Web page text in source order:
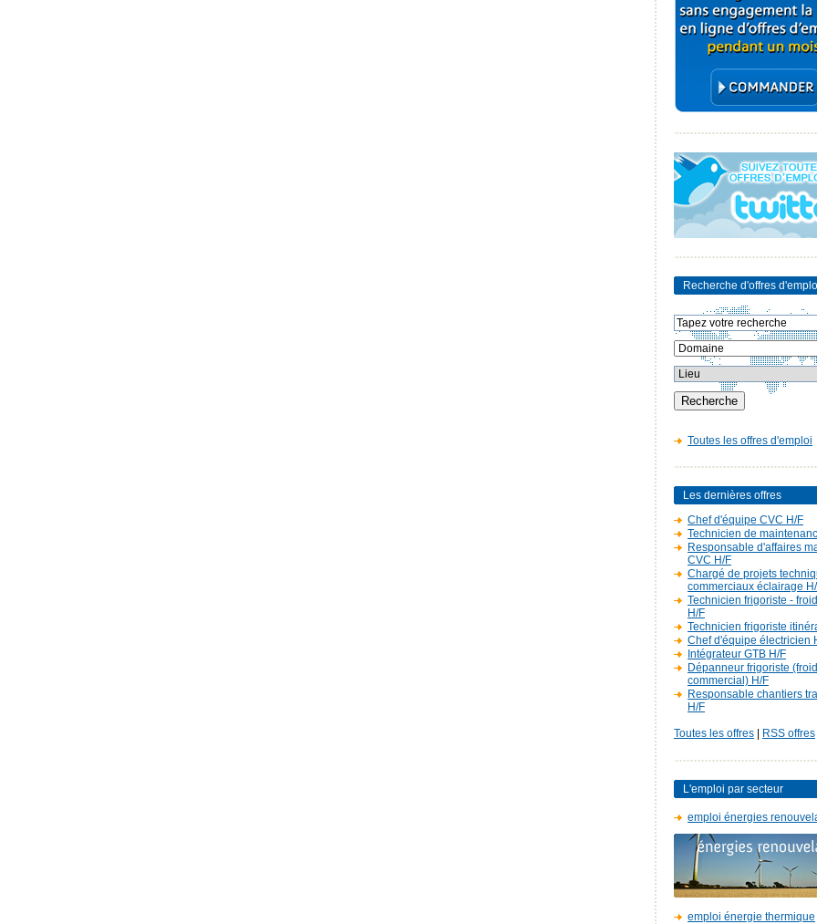
Recherche d'offres
Toutes les offres d'emploi
Les dernières offres
Chef d'équipe CVC H/F
Technicien de
Responsable d'affaires
CVC H/F
Chargé de projets
commerciaux éclairage
Technicien frigoriste -
H/F
Technicien frigoriste
Chef d'équipe électricien
Intégrateur GTB H/F
Dépanneur frigoriste (froid
commercial) H/F
Responsable chantiers
H/F
Toutes les offres RSS offres
L'emploi par secteur
emploi énergies
emploi énergie thermique